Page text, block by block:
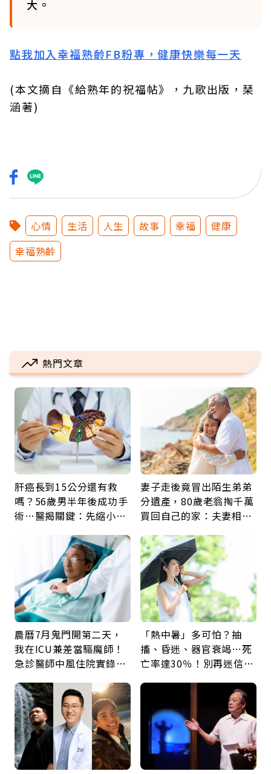
大。
點我加入幸福熟齡FB粉專，健康快樂每一天
(本文摘自《給熟年的祝福帖》，九歌出版，琹
涵著)
心情 生活 人生 故事 幸福
健康
幸福熟齡
熱門文章
肝癌長到15公分還有救
嗎？56歲男半年後成功手
術…醫揭關鍵：先縮小腫
妻子走後竟冒出陌生弟弟
分遺產，80歲老翁掏千萬
買回自己的家：夫妻相守
農曆7月鬼門開第二天，
我在ICU兼差當驅魔師！
急診醫師中風住院實錄：
「熱中暑」多可怕？抽
搐、昏迷、器官衰竭…死
亡率達30％！別再迷信
5招才能真救命